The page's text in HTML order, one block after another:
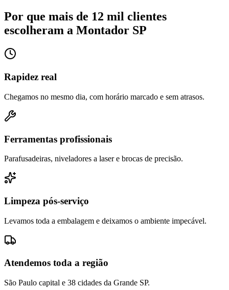
Por que mais de 12 mil clientes
escolheram a Montador SP
Rapidez real
Chegamos no mesmo dia, com horário marcado e sem atrasos.
Ferramentas profissionais
Parafusadeiras, niveladores a laser e brocas de precisão.
Limpeza pós-serviço
Levamos toda a embalagem e deixamos o ambiente impecável.
Atendemos toda a região
São Paulo capital e 38 cidades da Grande SP.